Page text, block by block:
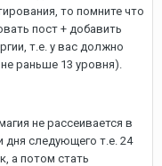
то помните что
пост + добавить
т.е. у вас должно
раньше 13 уровня).
не рассеивается в
дня следующего т.е. 24
а потом стать